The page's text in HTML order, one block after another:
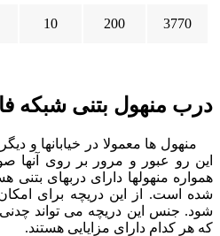
10 200 3770
درب منهول بتنی شبکه
منهول ها معمولا در خیابانها و
این رو عبور و مرور بر روی
همواره منهولها دارای دربهای بتنی
شده است. از این دریچه برای
شود. جنس این دریچه می تواند
که هر کدام دارای مزایایی هستند.